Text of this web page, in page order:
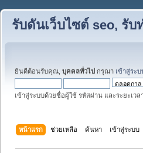
รับดันเว็บไซต์ seo, รั
ยินดีต้อนรับคุณ, บุคคลทั่วไป กรุณา เข้าสู่ระบ
เข้าสู่ระบบด้วยชื่อผู้ใช้ รหัสผ่าน และระยะเว
หน้าแรก ช่วยเหลือ ค้นหา เข้าสู่ระบบ